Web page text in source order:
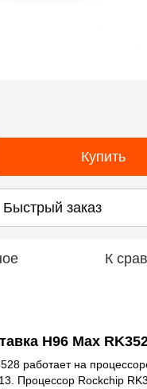
Купить
Быстрый заказ
К
H96 Max
работает на
Процессор Rockchip